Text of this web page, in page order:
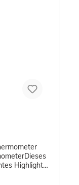
Highlight